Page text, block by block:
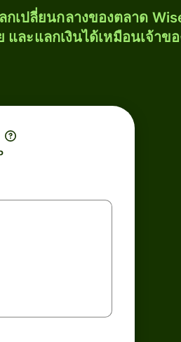
กเปลี่ยนกลางของตลาด
ละแลกเงินได้เหมือนเจ้าข